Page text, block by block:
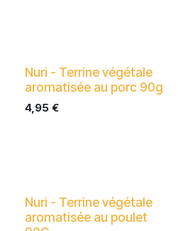
Nuri - Terrine végétale
aromatisée au porc 90g
4,95€
Nuri - Terrine végétale
aromatisée au poulet